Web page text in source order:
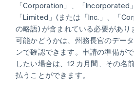
「Corporation」、「Incorporated
「Limited」(または「Inc.」、「
の略語) が含まれている必要があり
可能かどうかは、州務長官のデー
ンで確認できます。申請の準備が
したい場合は、12 カ月間、その名
払うことができます。